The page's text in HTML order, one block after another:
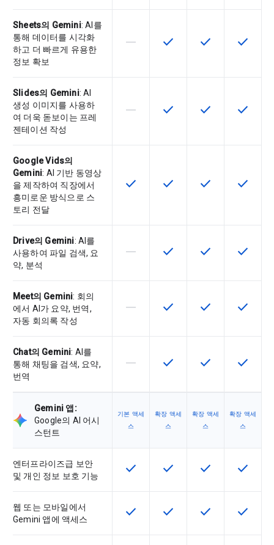
Sheets의 Gemini: AI를
통해 데이터를 시각화
하고 더 빠르게 유용한
정보 확보
이 기능은 이 SKU에서 지원되지
horizontal_rule 이 기능은 SKU에서 사용
check 이 기능은 SKU
check 이 기능
check
Slides의 Gemini: AI
생성 이미지를 사용하
여 더욱 돋보이는 프레
젠테이션 작성
이 기능은 이 SKU에서 지원되지
horizontal_rule 이 기능은 SKU에서 사용
check 이 기능은 SKU
check 이 기능
check
Google Vids의
Gemini: AI 기반 동영상
을 제작하여 직장에서
흥미로운 방식으로 스
토리 전달
이 기능은 SKU에서 사용할 수 있습
check 이 기능은 SKU에서 사용
check 이 기능은 SKU
check 이 기능
check
Drive의 Gemini: AI를
사용하여 파일 검색, 요
약, 분석
이 기능은 이 SKU에서 지원되지
horizontal_rule 이 기능은 SKU에서 사용
check 이 기능은 SKU
check 이 기능
check
Meet의 Gemini: 회의
에서 AI가 요약, 번역,
자동 회의록 작성
이 기능은 이 SKU에서 지원되지
horizontal_rule 이 기능은 SKU에서 사용
check 이 기능은 SKU
check 이 기능
check
Chat의 Gemini: AI를
통해 채팅을 검색, 요약,
번역
이 기능은 이 SKU에서 지원되지
horizontal_rule 이 기능은 SKU에서 사용
check 이 기능은 SKU
check 이 기능
check
Gemini 앱:
Google의 AI 어시
스턴트
기본 액세
스
확장 액세
스
확장 액세
스
확장 액세
스
엔터프라이즈급 보안
및 개인 정보 보호 기능
이 기능은 SKU에서 사용할 수 있습
check 이 기능은 SKU에서 사용
check 이 기능은 SKU
check 이 기능
check
웹 또는 모바일에서
Gemini 앱에 액세스
이 기능은 SKU에서 사용할 수 있습
check 이 기능은 SKU에서 사용
check 이 기능은 SKU
check 이 기능
check